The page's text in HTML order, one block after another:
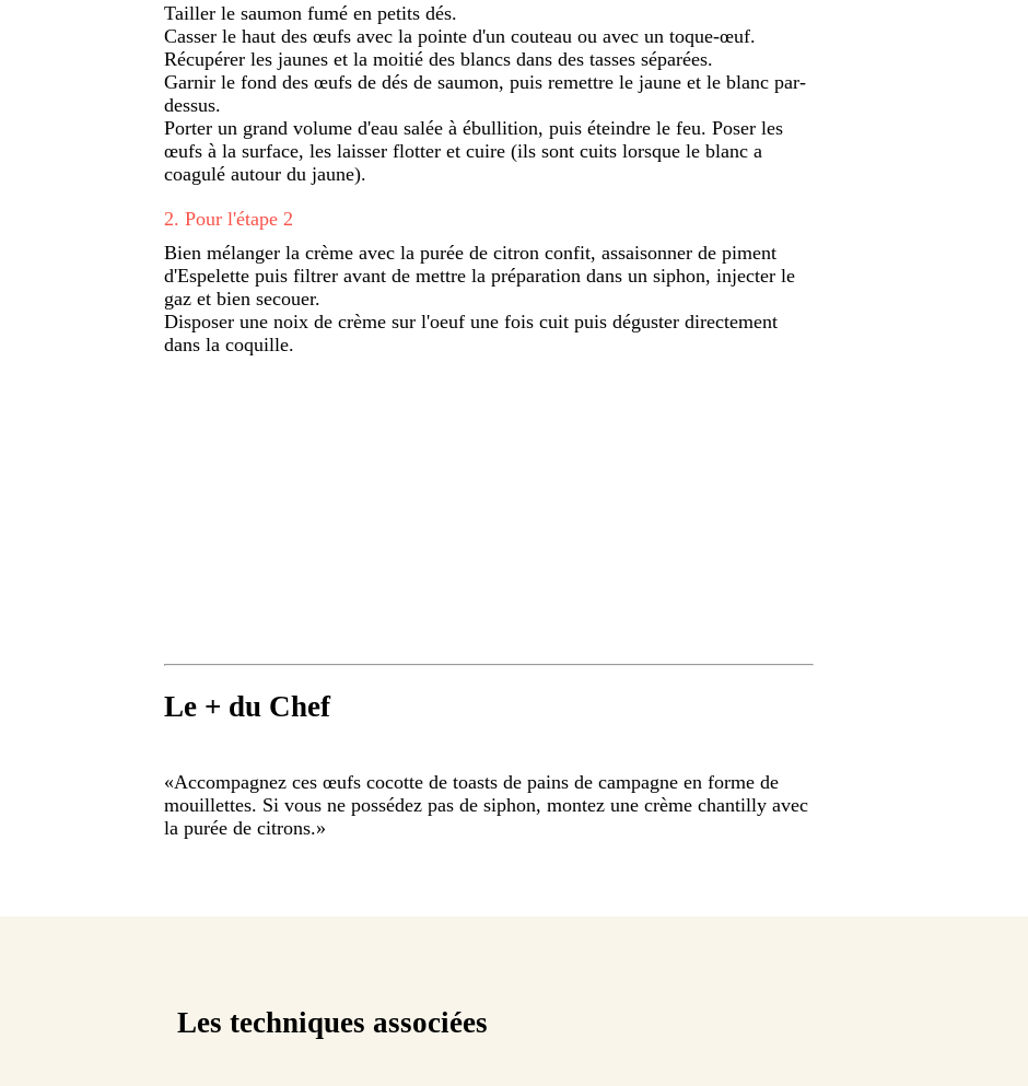
Tailler le saumon fumé en petits dés.
Casser le haut des œufs avec la pointe d'un couteau ou avec un toque-œuf.
Récupérer les jaunes et la moitié des blancs dans des tasses séparées.
Garnir le fond des œufs de dés de saumon, puis remettre le jaune et le blanc par-
dessus.
Porter un grand volume d'eau salée à ébullition, puis éteindre le feu. Poser les
œufs à la surface, les laisser flotter et cuire (ils sont cuits lorsque le blanc a
coagulé autour du jaune).
2. Pour l'étape 2
Bien mélanger la crème avec la purée de citron confit, assaisonner de piment
d'Espelette puis filtrer avant de mettre la préparation dans un siphon, injecter le
gaz et bien secouer.
Disposer une noix de crème sur l'oeuf une fois cuit puis déguster directement
dans la coquille.
Le + du Chef
«Accompagnez ces œufs cocotte de toasts de pains de campagne en forme de
mouillettes. Si vous ne possédez pas de siphon, montez une crème chantilly avec
la purée de citrons.»
Les techniques associées